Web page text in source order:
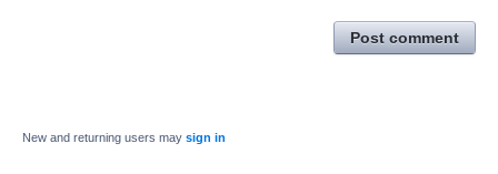
Post comment
New and returning users may sign in